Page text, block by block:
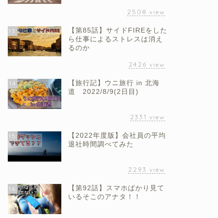
2508 view
13
【第85話】サイドFIREをした
ら仕事によるストレスは消え
るのか
2426 view
14
【旅行記】ウニ旅行 in 北海
道 2022/8/9(2日目)
2331 view
15
【2022年度版】会社員の平均
退社時間調べてみた
2293 view
16
【第92話】スマホばかり見て
いるそこのアナタ！！